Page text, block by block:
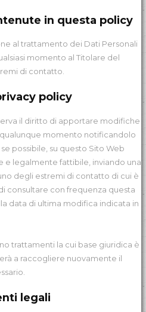
in questa policy
al trattamento dei Dati Personali
momento al Titolare del
di contatto.
policy
il diritto di apportare modifiche
momento notificandolo
possibile, su questo Sito Web
e legalmente fattibile, inviando una
degli estremi di contatto di cui è
consultare con frequenza questa
data di ultima modifica indicata in
trattamenti la cui base giuridica è
a raccogliere nuovamente il
legali